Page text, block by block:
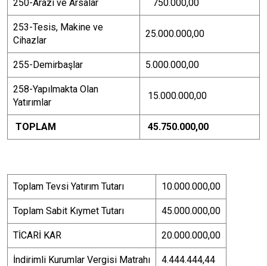
250-Arazi ve Arsalar 750.000,00
253-Tesis, Makine ve
Cihazlar
25.000.000,00
255-Demirbaşlar 5.000.000,00
258-Yapılmakta Olan
Yatırımlar
15.000.000,00
TOPLAM 45.750.000,00
Toplam Tevsi Yatırım Tutarı 10.000.000,00
Toplam Sabit Kıymet Tutarı 45.000.000,00
TİCARİ KAR 20.000.000,00
İndirimli Kurumlar Vergisi Matrahı 4.444.444,44